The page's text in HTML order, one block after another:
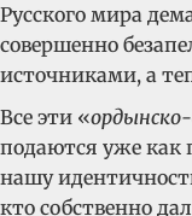
Русского мира
совершенно
источниками, а
Все эти «ордынско-
подаются уже как
нашу
кто собственно